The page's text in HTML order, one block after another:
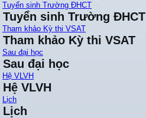
Tuyển sinh Trường ĐHCT
Tuyển sinh Trường ĐHCT
Tham khảo Kỳ thi VSAT
Tham khảo Kỳ thi VSAT
Sau đại học
Sau đại học
Hệ VLVH
Hệ VLVH
Lịch
Lịch